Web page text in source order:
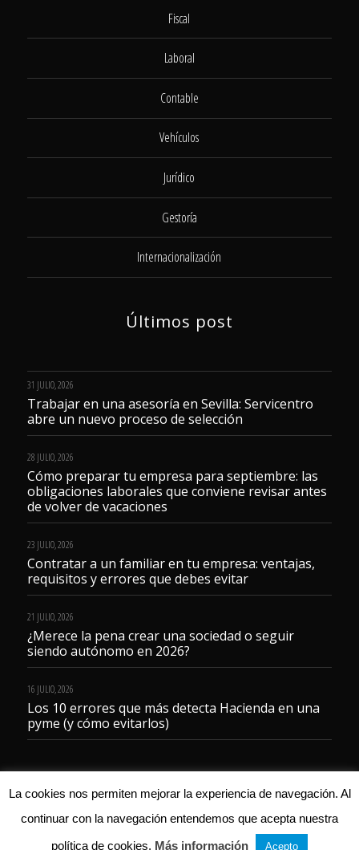
Fiscal
Laboral
Contable
Vehículos
Jurídico
Gestoría
Internacionalización
Últimos post
31 JULIO, 2026
Trabajar en una asesoría en Sevilla: Servicentro
abre un nuevo proceso de selección
28 JULIO, 2026
Cómo preparar tu empresa para septiembre: las
obligaciones laborales que conviene revisar antes
de volver de vacaciones
23 JULIO, 2026
Contratar a un familiar en tu empresa: ventajas,
requisitos y errores que debes evitar
21 JULIO, 2026
¿Merece la pena crear una sociedad o seguir
siendo autónomo en 2026?
16 JULIO, 2026
Los 10 errores que más detecta Hacienda en una
pyme (y cómo evitarlos)
La cookies nos permiten mejorar la experiencia de navegación. Al
continuar con la navegación entendemos que acepta nuestra
política de cookies. Más información Acepto